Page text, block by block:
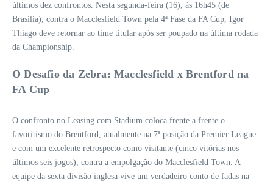
últimos dez confrontos. Nesta segunda-feira (16), às 16h45 (de
Brasília), contra o Macclesfield Town pela 4ª Fase da FA Cup, Igor
Thiago deve retornar ao time titular após ser poupado na última rodada
da Championship.
O Desafio da Zebra: Macclesfield x Brentford na
FA Cup
O confronto no Leasing.com Stadium coloca frente a frente o
favoritismo do Brentford, atualmente na 7ª posição da Premier League
e com um excelente retrospecto como visitante (cinco vitórias nos
últimos seis jogos), contra a empolgação do Macclesfield Town. A
equipe da sexta divisão inglesa vive um verdadeiro conto de fadas na